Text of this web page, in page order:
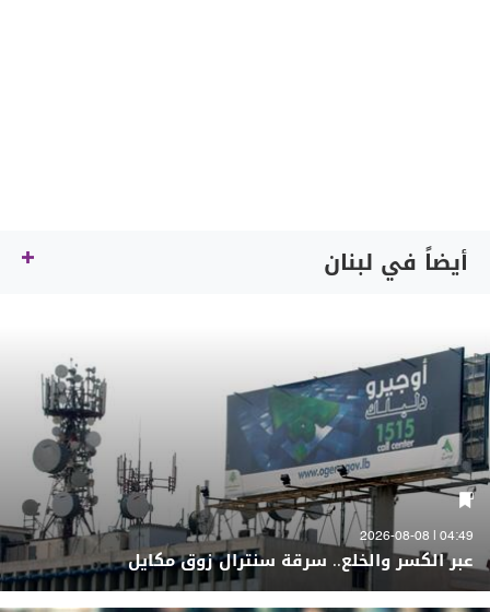
أيضاً في لبنان
04:49 | 2026-08-08
عبر الكسر والخلع.. سرقة سنترال زوق مكايل